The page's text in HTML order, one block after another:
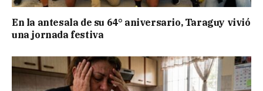
En la antesala de su 64° aniversario, Taraguy vivió
una jornada festiva